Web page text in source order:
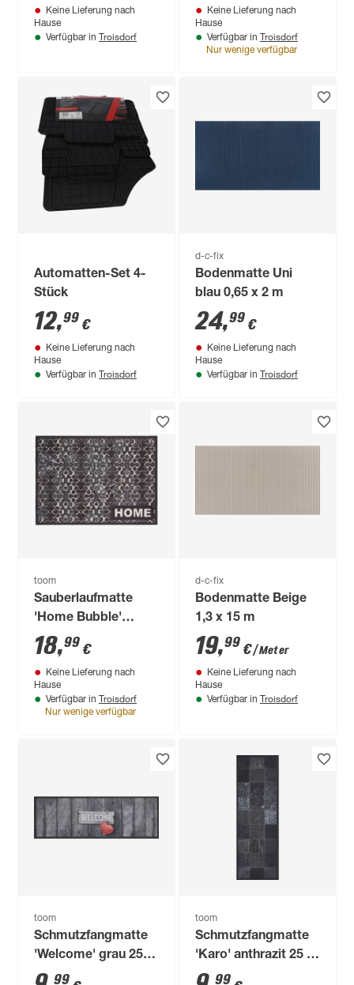
Keine Lieferung nach
Hause
Verfügbar in Troisdorf
Keine Lieferung nach
Hause
Verfügbar in Troisdorf
Nur wenige verfügbar
Automatten-Set 4-
Stück
12,99 €
Keine Lieferung nach
Hause
Verfügbar in Troisdorf
d-c-fix
Bodenmatte Uni
blau 0,65 x 2 m
24,99 €
Keine Lieferung nach
Hause
Verfügbar in Troisdorf
toom
Sauberlaufmatte
'Home Bubble'
mehrfarbig 50 x 70
cm
18,99 €
Keine Lieferung nach
Hause
Verfügbar in Troisdorf
Nur wenige verfügbar
d-c-fix
Bodenmatte Beige
1,3 x 15 m
19,99 €/ Meter
Keine Lieferung nach
Hause
Verfügbar in Troisdorf
toom
Schmutzfangmatte
'Welcome' grau 25 x
75 cm
99
toom
Schmutzfangmatte
'Karo' anthrazit 25 x
75 cm
99